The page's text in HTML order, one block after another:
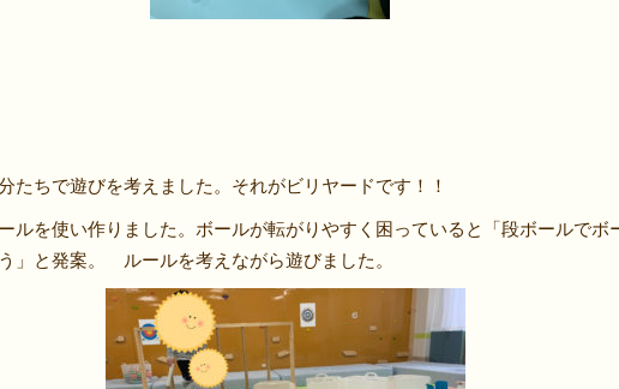
たちで遊びを考えました。それがビリヤードです！！
ルを使い作りました。ボールが転がりやすく困っていると「段ボールでボ
」と発案。 ルールを考えながら遊びました。